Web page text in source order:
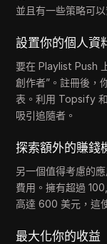
並且有一些策略可
設置你的個人資
要在 Playlist Push
創作者”。註冊後，
表。利用 Topsify
吸引追隨者。
探索額外的賺錢
另一個值得考慮的
費用。擁有超過
高達 600 美元，這
最大化你的收益